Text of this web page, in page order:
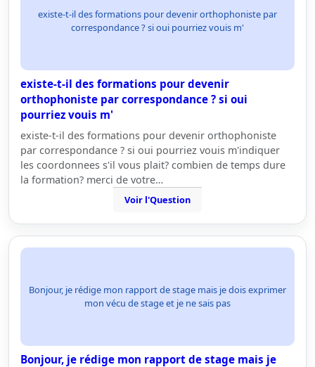
existe-t-il des formations pour devenir orthophoniste par
correspondance ? si oui pourriez vouis m'
existe-t-il des formations pour devenir
orthophoniste par correspondance ? si oui
pourriez vouis m'
existe-t-il des formations pour devenir orthophoniste
par correspondance ? si oui pourriez vouis m'indiquer
les coordonnees s'il vous plait? combien de temps dure
la formation? merci de votre…
Voir l'Question
Bonjour, je rédige mon rapport de stage mais je dois exprimer
mon vécu de stage et je ne sais pas
Bonjour, je rédige mon rapport de stage mais je